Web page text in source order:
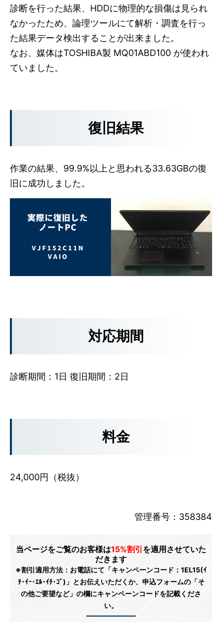
診断を行った結果、HDDに物理的な損傷は見られ
なかったため、論理ツールにて解析・調査を行っ
た結果データ検出することが出来ました。
なお、媒体はTOSHIBA製 MQ01ABD100 が使われ
ていました。
復旧結果
作業の結果、99.9%以上と思われる33.63GBの復
旧に成功しました。
対応期間
診断期間：1日 復旧期間：2日
料金
24,000円（税抜）
管理番号：358384
当ページをご覧のお客様は15%割引 を適用させていた
だきます
※割引適用方法：お電話にて「キャンペーンコード：1EL15(ｲ
ﾁ･ｲｰ･ｴﾙ･ｲﾁ･ｺﾞ)」とお伝えいただくか、申込フォームの「そ
の他ご要望など」の欄にキャンペーンコードを記載くださ
い。